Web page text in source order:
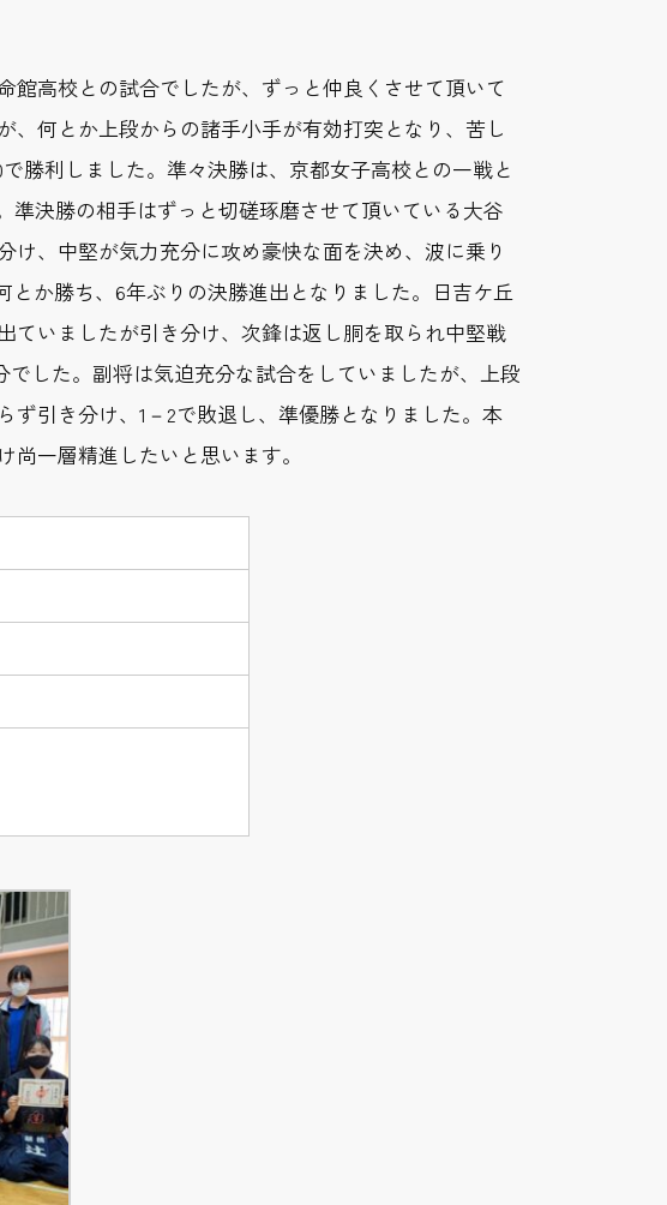
高校との試合でしたが、ずっと仲良くさせて頂いて
何とか上段からの諸手小手が有効打突となり、苦し
勝利しました。準々決勝は、京都女子高校との一戦と
決勝の相手はずっと切磋琢磨させて頂いている大谷
、中堅が気力充分に攻め豪快な面を決め、波に乗り
か勝ち、6年ぶりの決勝進出となりました。日吉ケ丘
ていましたが引き分け、次鋒は返し胴を取られ中堅戦
した。副将は気迫充分な試合をしていましたが、上段
引き分け、1－2で敗退し、準優勝となりました。本
一層精進したいと思います。